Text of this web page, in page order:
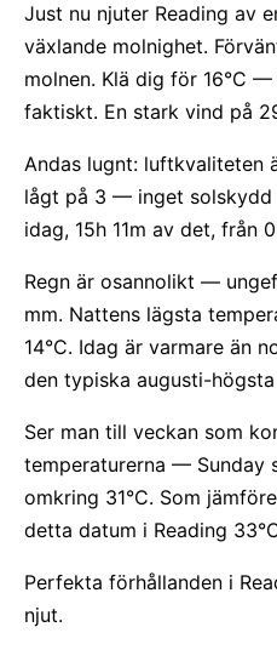
Just nu njuter Reading av
växlande molnighet.
molnen. Klä dig för 16°C
faktiskt. En stark vind på
Andas lugnt: luftkvaliteten
lågt på 3 — inget solskydd
idag, 15h 11m av det, från
Regn är osannolikt —
mm. Nattens lägsta
14°C. Idag är varmare än
den typiska augusti-högsta
Ser man till veckan som
temperaturerna — Sunday
omkring 31°C. Som
detta datum i Reading
Perfekta förhållanden i
njut.